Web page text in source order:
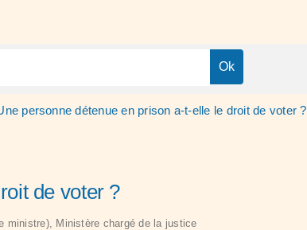
personne détenue en prison a-t-elle le droit de voter ?
de voter ?
ministre), Ministère chargé de la justice